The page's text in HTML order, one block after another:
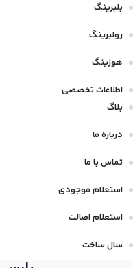
بلبرینگ
رولبرینگ
هوزینگ
اطلاعات تخصصی
بلاگ
درباره ما
تماس با ما
استعلام موجودی
استعلام اصالت
سال ساخت